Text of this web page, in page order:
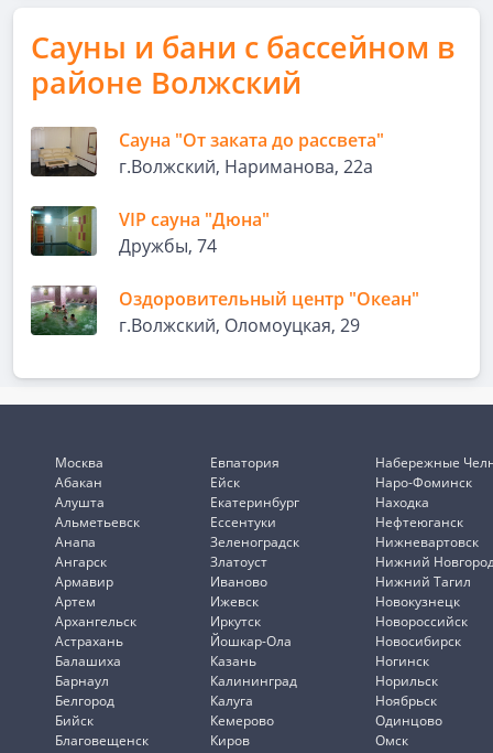
Сауны и бани с бассейном в
районе Волжский
Сауна "От заката до рассвета"
г.Волжский, Нариманова, 22а
VIP сауна "Дюна"
Дружбы, 74
Оздоровительный центр "Океан"
г.Волжский, Оломоуцкая, 29
Москва
Абакан
Алушта
Альметьевск
Анапа
Ангарск
Армавир
Артем
Архангельск
Астрахань
Балашиха
Барнаул
Белгород
Бийск
Благовещенск
Евпатория
Ейск
Екатеринбург
Ессентуки
Зеленоградск
Златоуст
Иваново
Ижевск
Иркутск
Йошкар-Ола
Казань
Калининград
Калуга
Кемерово
Киров
Набережные
Наро-Фоминск
Находка
Нефтеюганск
Нижневартовск
Нижний
Нижний Тагил
Новокузнецк
Новороссийск
Новосибирск
Ногинск
Норильск
Ноябрьск
Одинцово
Омск